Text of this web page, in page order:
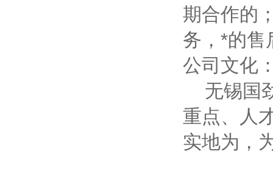
期合作的
务，*的售
公司文化
无锡国
重点、人
实地为，